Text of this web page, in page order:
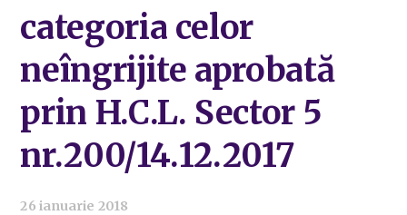
categoria celor
neîngrijite aprobată
prin H.C.L. Sector 5
nr.200/14.12.2017
26 ianuarie 2018